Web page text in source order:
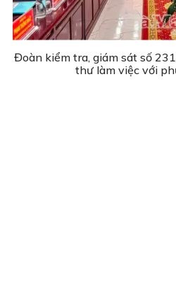
Đoàn kiểm tra, giám sát số
thư làm việc với